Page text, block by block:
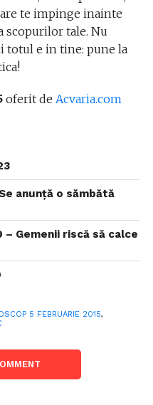
te impinge inainte
scopurilor tale. Nu
totul e in tine: pune la
oferit de Acvaria.com
anunță o sămbătă
Gemenii riscă să calce
5 FEBRUARIE 2015,